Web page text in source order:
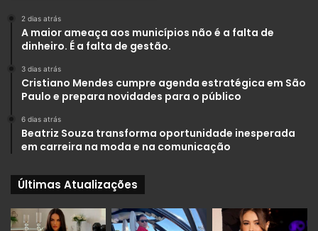
2 dias atrás
A maior ameaça aos municípios não é a falta de
dinheiro. É a falta de gestão.
3 dias atrás
Cristiano Mendes cumpre agenda estratégica em São
Paulo e prepara novidades para o público
6 dias atrás
Beatriz Souza transforma oportunidade inesperada
em carreira na moda e na comunicação
Últimas Atualizações